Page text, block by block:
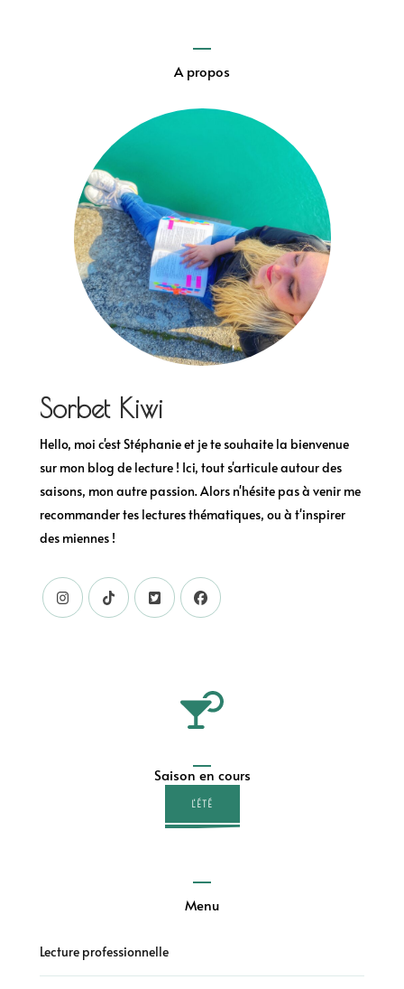
A propos
Sorbet Kiwi
Hello, moi c'est Stéphanie et je te souhaite la bienvenue
sur mon blog de lecture ! Ici, tout s'articule autour des
saisons, mon autre passion. Alors n'hésite pas à venir me
recommander tes lectures thématiques, ou à t'inspirer
des miennes !
Saison en cours
L'ÉTÉ
Menu
Lecture professionnelle